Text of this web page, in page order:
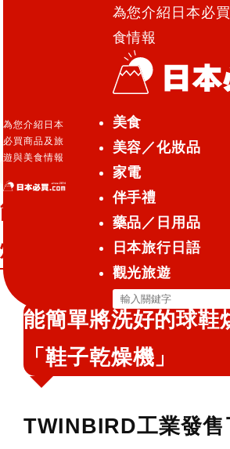
為您介紹日本
必買商品及旅
遊與美食情報
為您介紹日本必
食情報
美食
美容／化妝品
家電
伴手禮
藥品／日用品
日本旅行日語
觀光旅遊
搜
尋
關
鍵
子乾燥機」
2015.06.12
能簡單將洗好的球鞋烘
燥機」
能簡單將洗好的球鞋
「鞋子乾燥機」
TWINBIRD工業發售